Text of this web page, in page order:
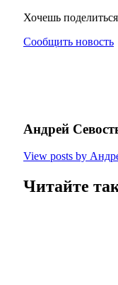
Хочешь
Сообщить новость
Андрей
View posts by
Читайте